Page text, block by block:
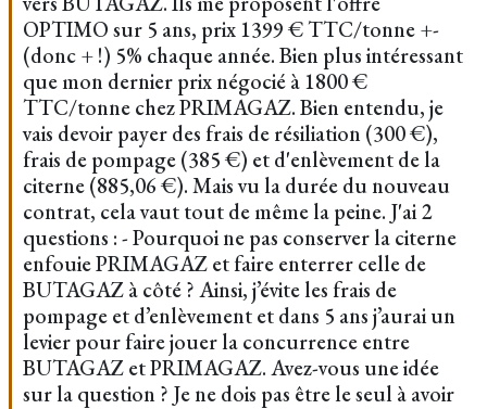
OPTIMO sur 5 ans, prix 1399 € TTC/tonne +-
(donc + !) 5% chaque année. Bien plus intéressant
que mon dernier prix négocié à 1800 €
TTC/tonne chez PRIMAGAZ. Bien entendu, je
vais devoir payer des frais de résiliation (300 €),
frais de pompage (385 €) et d'enlèvement de la
citerne (885,06 €). Mais vu la durée du nouveau
contrat, cela vaut tout de même la peine. J'ai 2
questions : - Pourquoi ne pas conserver la citerne
enfouie PRIMAGAZ et faire enterrer celle de
BUTAGAZ à côté ? Ainsi, j’évite les frais de
pompage et d’enlèvement et dans 5 ans j’aurai un
levier pour faire jouer la concurrence entre
BUTAGAZ et PRIMAGAZ. Avez-vous une idée
sur la question ? Je ne dois pas être le seul à avoir